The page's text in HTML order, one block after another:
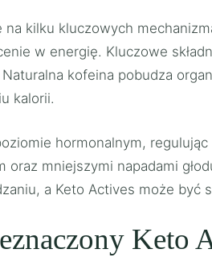
na kilku kluczowych
w energię. Kluczowe
kofeina pobudza
kalorii.
hormonalnym,
oraz mniejszymi napadami
a Keto Actives może być
Keto